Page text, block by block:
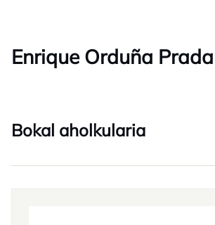
Enrique Orduña Prada
Bokal aholkularia